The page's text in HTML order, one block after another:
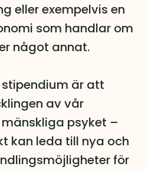
eller exempelvis en
som handlar om
något annat.
är att
av vår
psyket –
kan leda till nya och
för